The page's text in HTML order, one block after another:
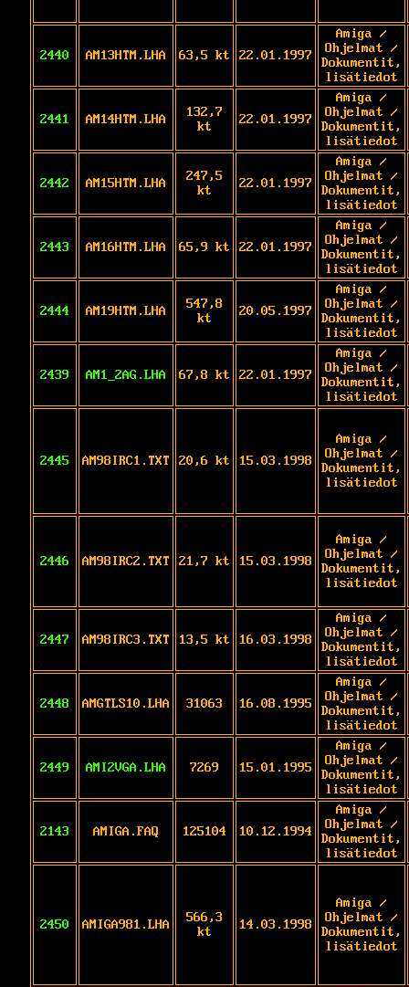
2440 AM13HTM.LHA 63,5 kt 22.01.1997
Amiga /
Ohjelmat /
Dokumentit,
lisätiedot
2441 AM14HTM.LHA
132,7
kt
22.01.1997
Amiga /
Ohjelmat /
Dokumentit,
lisätiedot
2442 AM15HTM.LHA
247,5
kt
22.01.1997
Amiga /
Ohjelmat /
Dokumentit,
lisätiedot
2443 AM16HTM.LHA 65,9 kt 22.01.1997
Amiga /
Ohjelmat /
Dokumentit,
lisätiedot
2444 AM19HTM.LHA
547,8
kt
20.05.1997
Amiga /
Ohjelmat /
Dokumentit,
lisätiedot
2439 AM1_2AG.LHA 67,8 kt 22.01.1997
Amiga /
Ohjelmat /
Dokumentit,
lisätiedot
2445 AM98IRC1.TXT 20,6 kt 15.03.1998
Amiga /
Ohjelmat /
Dokumentit,
lisätiedot
2446 AM98IRC2.TXT 21,7 kt 15.03.1998
Amiga /
Ohjelmat /
Dokumentit,
lisätiedot
2447 AM98IRC3.TXT 13,5 kt 16.03.1998
Amiga /
Ohjelmat /
Dokumentit,
lisätiedot
2448 AMGTLS10.LHA 31063 16.08.1995
Amiga /
Ohjelmat /
Dokumentit,
lisätiedot
2449 AMI2VGA.LHA 7269 15.01.1995
Amiga /
Ohjelmat /
Dokumentit,
lisätiedot
2143 AMIGA.FAQ 125104 10.12.1994
Amiga /
Ohjelmat /
Dokumentit,
lisätiedot
2450 AMIGA981.LHA
566,3
kt
14.03.1998
Amiga /
Ohjelmat /
Dokumentit,
lisätiedot